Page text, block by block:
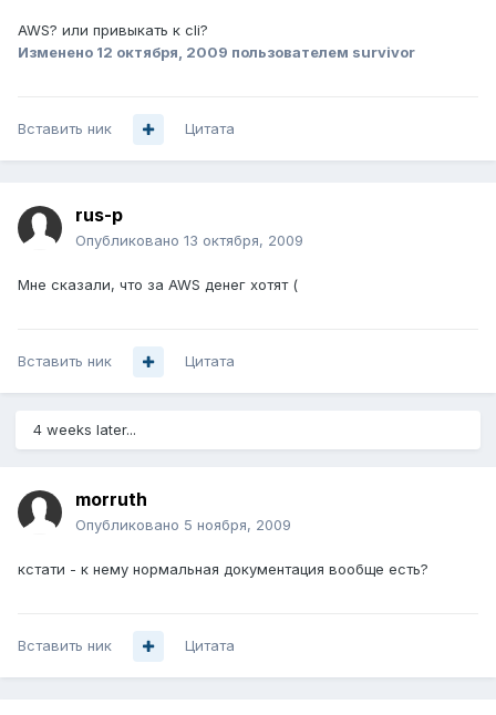
AWS? или привыкать к cli?
Изменено 12 октября, 2009 пользователем survivor
Вставить ник Цитата
rus-p
Опубликовано 13 октября, 2009
Мне сказали, что за AWS денег хотят (
Вставить ник Цитата
4 weeks later...
morruth
Опубликовано 5 ноября, 2009
кстати - к нему нормальная документация вообще есть?
Вставить ник Цитата